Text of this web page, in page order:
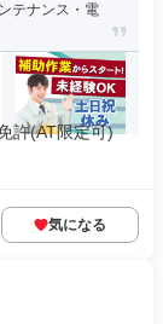
テナンス・電
許(AT限定可)
気になる